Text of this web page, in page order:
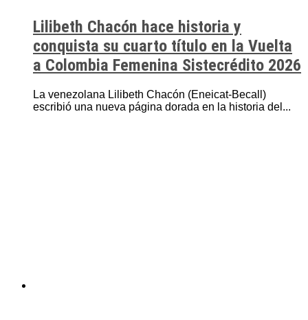
Lilibeth Chacón hace historia y
conquista su cuarto título en la Vuelta
a Colombia Femenina Sistecrédito 2026
La venezolana Lilibeth Chacón (Eneicat-Becall)
escribió una nueva página dorada en la historia del...